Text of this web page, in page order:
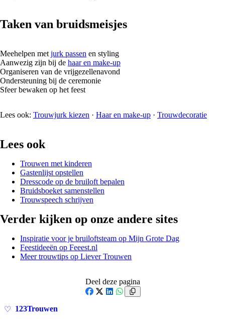
Taken van bruidsmeisjes
Meehelpen met jurk passen en styling
Aanwezig zijn bij de haar en make-up
Organiseren van de vrijgezellenavond
Ondersteuning bij de ceremonie
Sfeer bewaken op het feest
Lees ook: Trouwjurk kiezen · Haar en make-up · Trouwdecoratie
Lees ook
Trouwen met kinderen
Gastenlijst opstellen
Dresscode op de bruiloft bepalen
Bruidsboeket samenstellen
Trouwspeech schrijven
Verder kijken op onze andere sites
Inspiratie voor je bruiloftsteam op Mijn Grote Dag
Feestideeën op Feeest.nl
Meer trouwtips op Liever Trouwen
Deel deze pagina
♡ 123Trouwen